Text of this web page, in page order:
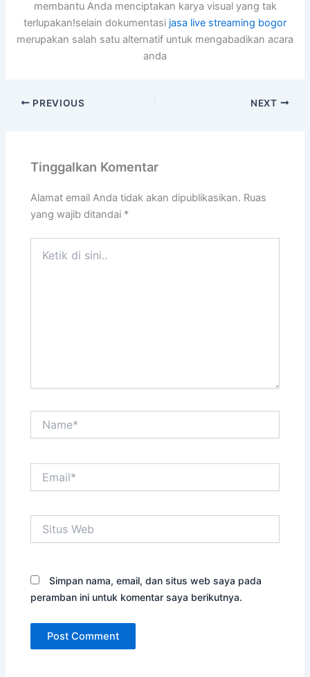
membantu Anda menciptakan karya visual yang tak
terlupakan!selain dokumentasi jasa live streaming bogor
merupakan salah satu alternatif untuk mengabadikan acara
anda
PREVIOUS NEXT
Tinggalkan Komentar
Alamat email Anda tidak akan dipublikasikan. Ruas
yang wajib ditandai *
Web
Simpan nama, email, dan situs web saya pada
peramban ini untuk komentar saya berikutnya.